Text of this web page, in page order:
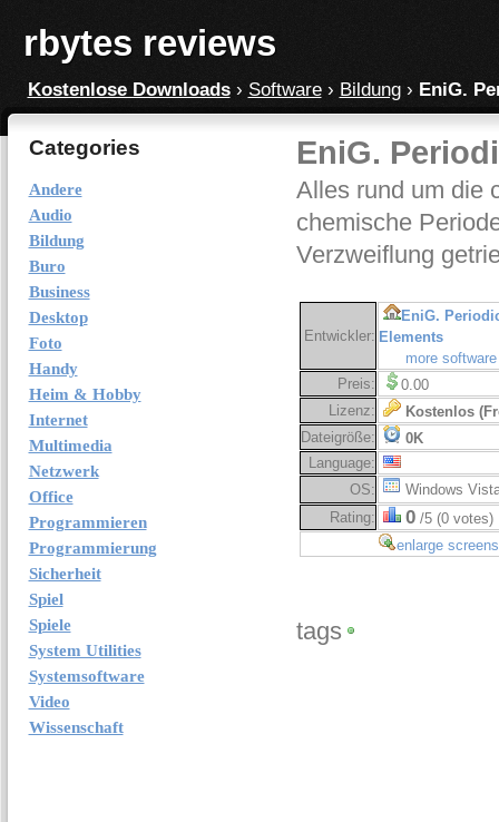
rbytes reviews
Kostenlose Downloads› Software› Bildung› EniG.
Categories
Andere
Audio
Bildung
Buro
Business
Desktop
Foto
Handy
Heim & Hobby
Internet
Multimedia
Netzwerk
Office
Programmieren
Programmierung
Sicherheit
Spiel
Spiele
System Utilities
Systemsoftware
Video
Wissenschaft
EniG.
Alles rund um die
chemische
Verzweiflung
Entwickler:
EniG.
Elements
more
Preis:
0.00
Lizenz:
Kostenlos
Dateigröße:
0K
Language:
OS:
Windows
Rating:
0/5 (0 votes)
enlarge
tags